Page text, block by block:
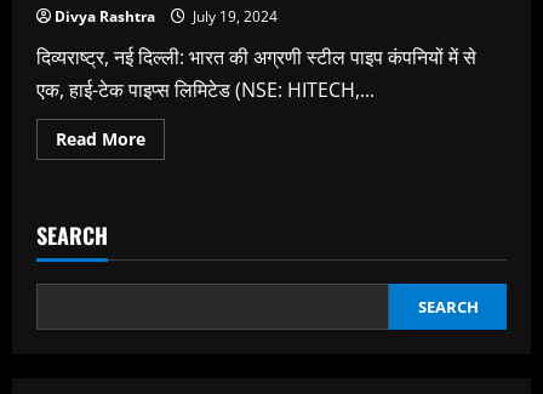
Divya Rashtra July 19, 2024
दिव्यराष्ट्र, नई दिल्ली: भारत की अग्रणी स्टील पाइप कंपनियों में से
एक, हाई-टेक पाइप्स लिमिटेड (NSE: HITECH,...
Read MoreRead
more
ने
बिक्री
हासिल
SEARCH
SEARCH